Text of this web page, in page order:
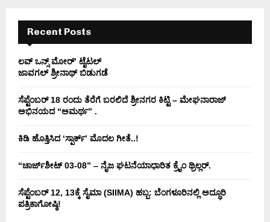
H
Recent Posts
ಲವ್ ಒನ್ಸ್ ಮೋರ್’ ಟೈಟಲ್
ಜಾವಗಲ್ ಶ್ರೀನಾಥ್ ಬಿಡುಗಡೆ
ಸೆಪ್ಟೆಂಬರ್ 18 ರಂದು ತೆರೆಗೆ ಬರಲಿದೆ ಶ್ರೀನಗರ ಕಿಟ್ಟಿ – ಮೇಘನಾರಾಜ್
ಅಭಿನಯದ “ಅಮರ್ಥ” .
ಕಿಡಿ‌‌ ಹೊತ್ತಿಸಿದ ‘ಸ್ಪಾರ್ಕ್’ ಮೊದಲ‌ ಗೀತೆ..!
“ಚಾರ್ಜ್‌ಶೀಟ್ 03-08” – ನೈಜ ಘಟನೆಯಾಧಾರಿತ ಕ್ರೈಂ ಥ್ರಿಲ್ಲರ್.
ಸೆಪ್ಟೆಂಬರ್ 12, 13ಕ್ಕೆ ಸೈಮಾ (SIIMA) ಹಬ್ಬ: ಬೆಂಗಳೂರಿನಲ್ಲಿ ಅದ್ಧೂರಿ
ಪತ್ರಿಕಾಗೋಷ್ಠಿ!